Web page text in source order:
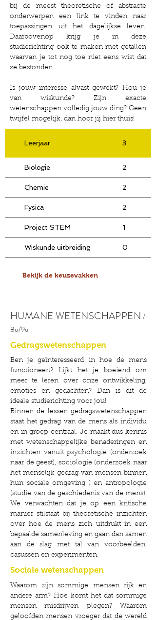
bij de meest theoretische of abstracte
onderwerpen een link te vinden naar
toepassingen uit het dagelijkse leven.
Daarbovenop krijg je in deze
studierichting ook te maken met getallen
waarvan je tot nog toe niet eens wist dat
ze bestonden.
Is jouw interesse alvast gewekt? Hou je
van wiskunde? Zijn exacte
wetenschappen volledig jouw ding? Geen
twijfel mogelijk, dan hoor jij hier thuis!
Leerjaar 3
Biologie 2
Chemie 2
Fysica 2
Project STEM 1
Wiskunde uitbreiding 0
Bekijk de keuzevakken
HUMANE WETENSCHAPPEN/
8u/9u
Gedragswetenschappen
Ben je geïnteresseerd in hoe de mens
functioneert? Lijkt het je boeiend om
meer te leren over onze ontwikkeling,
emoties en gedachten? Dan is dit de
ideale studierichting voor jou!
Binnen de lessen gedragswetenschappen
staat het gedrag van de mens als individu
en in groep centraal. Je maakt dus kennis
met wetenschappelijke benaderingen en
inzichten vanuit psychologie (onderzoek
naar de geest), sociologie (onderzoek naar
het menselijk gedrag van mensen binnen
hun sociale omgeving ) en antropologie
(studie van de geschiedenis van de mens).
We verwachten dat je op een kritische
manier stilstaat bij theoretische inzichten
over hoe de mens zich uitdrukt in een
bepaalde samenleving en gaan dan samen
aan de slag met tal van voorbeelden,
casussen en experimenten.
Sociale wetenschappen
Waarom zijn sommige mensen rijk en
andere arm? Hoe komt het dat sommige
mensen misdrijven plegen? Waarom
geloofden mensen vroeger dat de wereld